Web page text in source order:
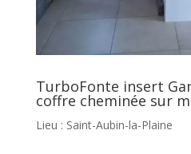
TurboFonte insert
coffre cheminée sur
Lieu : Saint-Aubin-la-Plaine